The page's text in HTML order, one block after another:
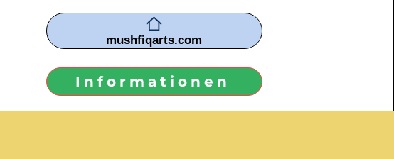
mushfiqarts.com
Informationen